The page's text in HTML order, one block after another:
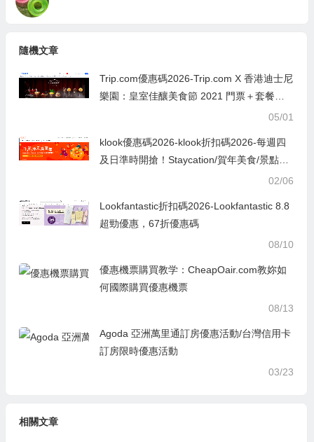
隨機文章
Trip.com優惠碼2026-Trip.com X 香港迪士尼
樂園：皇室佳釀美食節 2021 門票＋套餐低
05/01
klook優惠碼2026-klook折扣碼2026-每週四
及日準時開搶！Staycation/賀年美食/景點及
02/06
Lookfantastic折扣碼2026-Lookfantastic 8.8
超勁優惠，67折優惠碼
08/10
優惠機票購買教学：CheapOair.com教妳如
何國際購買優惠機票
08/13
Agoda 亞洲萬里通訂房優惠活動/台灣信用卡
訂房限時優惠活動
03/23
相關文章